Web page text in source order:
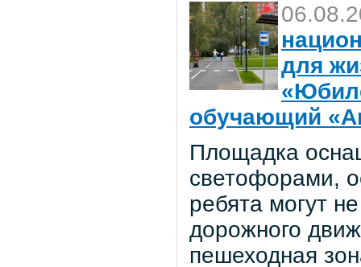
для
обучающий
Площадка
светофорами,
ребята могут
дорожного
пешеходная